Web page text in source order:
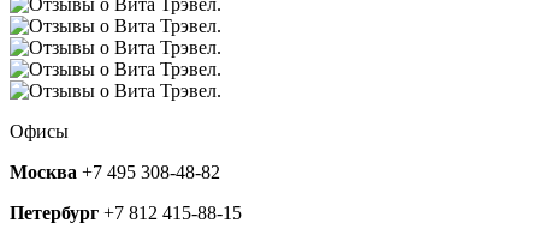
Офисы
Москва +7 495 308-48-82
Петербург +7 812 415-88-15